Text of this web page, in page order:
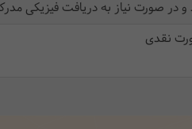
و در صورت نیاز به دریافت فیزیکی
نقدی